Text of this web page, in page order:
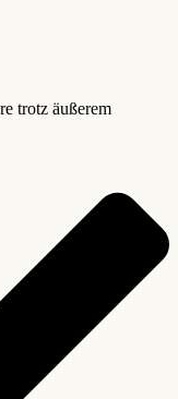
trotz äußerem